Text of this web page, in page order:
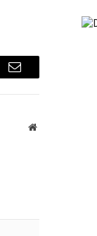
Email
Website